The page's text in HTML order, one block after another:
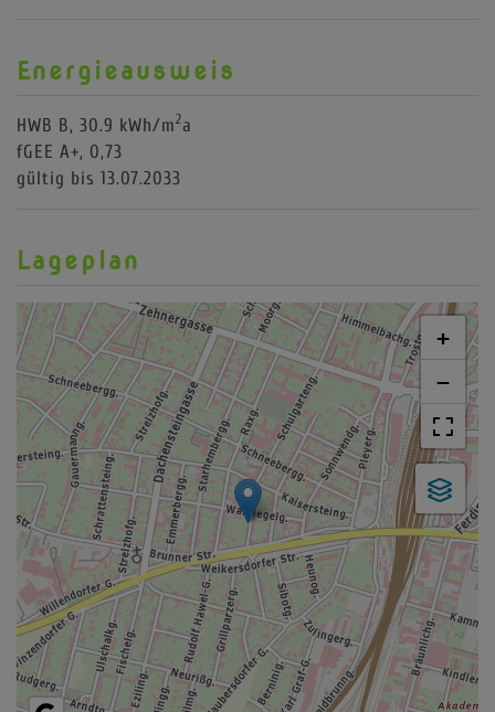
Energieausweis
HWB B, 30.9 kWh/m2a
fGEE A+, 0,73
gültig bis 13.07.2033
Lageplan
+
−